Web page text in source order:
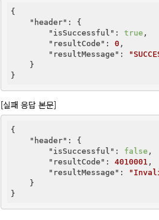
{
"header" : {
"isSuccessful" : true ,
"resultCode" : 0 ,
"resultMessage" :
    }
[실패 응답 본문]
{
"header" : {
"isSuccessful" : false ,
"resultCode" : 4010001 ,
"resultMessage" :
    }